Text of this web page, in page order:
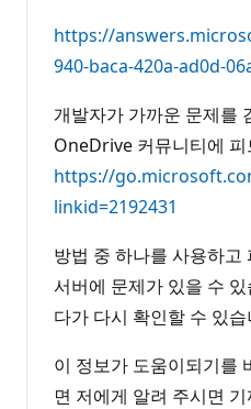
https://
940-baca-420a-ad0d-
개발자가 가까운 문제를
OneDrive 커뮤니티에
https://
linkid=2192431
방법 중 하나를 사용하
서버에 문제가 있을 수
다가 다시 확인할 수 있습
이 정보가 도움이되기를
면 저에게 알려 주시면